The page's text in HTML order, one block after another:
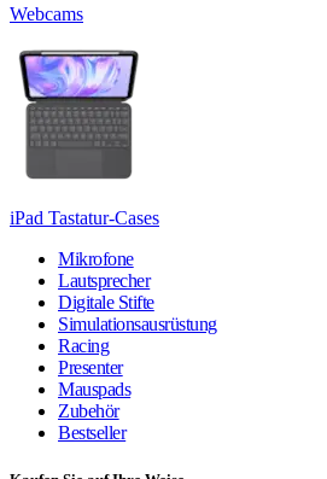
Webcams
iPad Tastatur-Cases
Mikrofone
Lautsprecher
Digitale Stifte
Simulationsausrüstung
Racing
Presenter
Mauspads
Zubehör
Bestseller